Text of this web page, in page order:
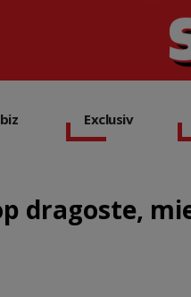
Exclusiv
dragoste,